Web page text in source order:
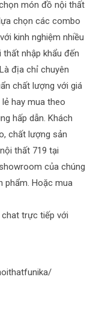
món đồ nội thất
chọn các combo
kinh nghiệm nhiều
nhập khẩu đến
Là địa chỉ chuyên
chất lượng với giá
hay mua theo
hấp dẫn. Khách
chất lượng sản
thất 719 tại
của chúng
phẩm. Hoặc mua
trực tiếp với